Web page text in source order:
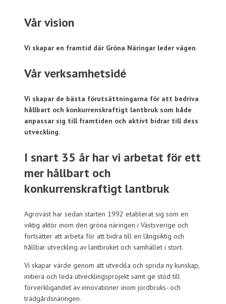
Vår vision
Vi skapar en framtid där Gröna Näringar leder vägen.
Vår verksamhetsidé
Vi skapar de bästa förutsättningarna för att bedriva
hållbart och konkurrenskraftigt lantbruk som både
anpassar sig till framtiden och aktivt bidrar till dess
utveckling.
I snart 35 år har vi arbetat för ett
mer hållbart och
konkurrenskraftigt lantbruk
Agroväst har sedan starten 1992 etablerat sig som en
viktig aktör inom den gröna näringen i Västsverige och
fortsätter att arbeta för att bidra till en långsiktig och
hållbar utveckling av lantbruket och samhället i stort.
Vi skapar värde genom att utveckla och sprida ny kunskap,
initiera och leda utvecklingsprojekt samt ge stöd till
förverkligandet av innovationer inom jordbruks- och
trädgårdsnäringen.